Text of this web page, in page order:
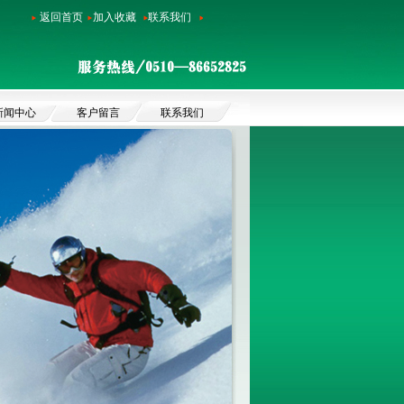
返回首页 加入收藏 联系我们
闻中心 客户留言 联系我们